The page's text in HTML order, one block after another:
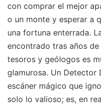
con comprar el mejor
o un monte y esperar a
una fortuna enterrada.
encontrado tras años
tesoros y geólogos es
glamurosa. Un Detector
escáner mágico que
solo lo valioso; es, en